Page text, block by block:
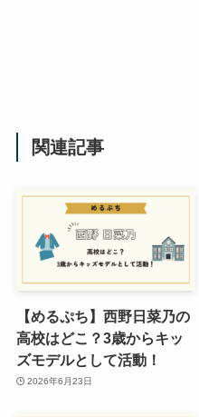
関連記事
【めるぷち】西野日菜乃の
高校はどこ？3歳からキッ
ズモデルとして活動！
2026年6月23日